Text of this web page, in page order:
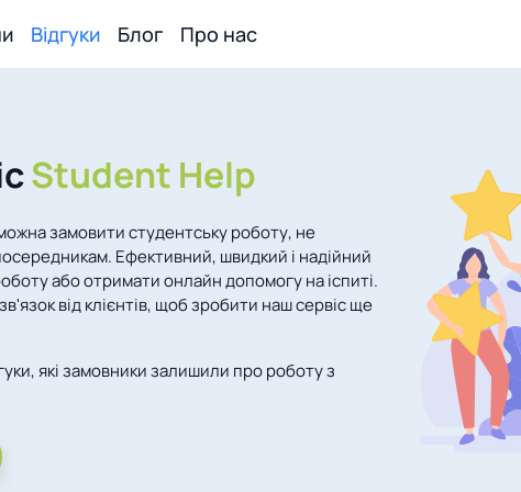
Відгуки Блог Про нас
Student Help
замовити студентську роботу, не
Ефективний, швидкий і надійний
або отримати онлайн допомогу на іспиті.
від клієнтів, щоб зробити наш сервіс ще
які замовники залишили про роботу з